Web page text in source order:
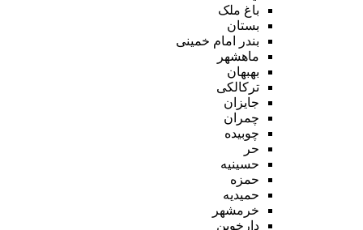
باغ ملک
بستان
بندر امام خمینی
ماهشهر
بهبهان
ترکالکی
جایزان
چمران
چوبیده
حر
حسینیه
حمزه
حمیدیه
خرمشهر
دارخوین